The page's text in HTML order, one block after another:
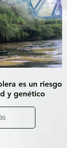
es un riesgo
y genético